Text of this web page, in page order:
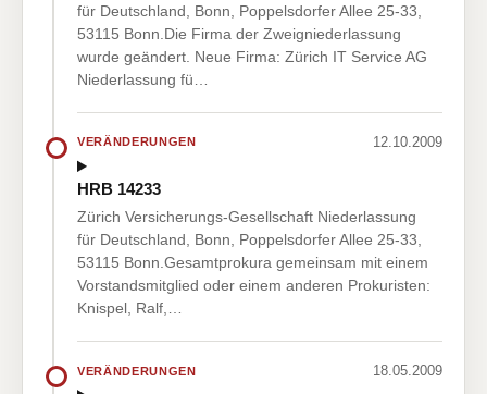
für Deutschland, Bonn, Poppelsdorfer Allee 25-33,
53115 Bonn.Die Firma der Zweigniederlassung
wurde geändert. Neue Firma: Zürich IT Service AG
Niederlassung fü…
VERÄNDERUNGEN 12.10.2009
HRB 14233
Zürich Versicherungs-Gesellschaft Niederlassung
für Deutschland, Bonn, Poppelsdorfer Allee 25-33,
53115 Bonn.Gesamtprokura gemeinsam mit einem
Vorstandsmitglied oder einem anderen Prokuristen:
Knispel, Ralf,…
VERÄNDERUNGEN 18.05.2009